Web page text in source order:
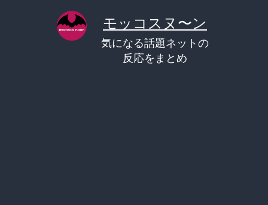
モッコスヌ〜ン
気になる話題ネットの
反応をまとめ